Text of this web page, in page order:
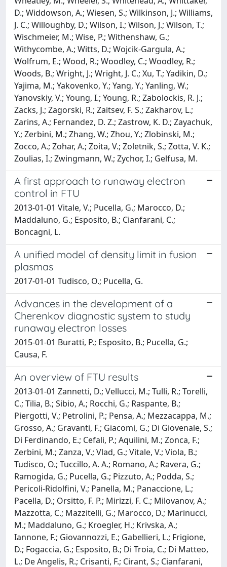
A first approach to runaway electron
control in FTU
2013-01-01 Vitale, V.; Pucella, G.; Marocco, D.;
Maddaluno, G.; Esposito, B.; Cianfarani, C.;
Boncagni, L.
A unified model of density limit in fusion
plasmas
2017-01-01 Tudisco, O.; Pucella, G.
Advances in the development of a
Cherenkov diagnostic system to study
runaway electron losses
2015-01-01 Buratti, P.; Esposito, B.; Pucella, G.;
Causa, F.
An overview of FTU results
2013-01-01 Zannetti, D.; Vellucci, M.; Tulli, R.; Torelli,
C.; Tilia, B.; Sibio, A.; Rocchi, G.; Raspante, B.;
Piergotti, V.; Petrolini, P.; Pensa, A.; Mezzacappa, M.;
Grosso, A.; Gravanti, F.; Giacomi, G.; Di Giovenale, S.;
Di Ferdinando, E.; Cefali, P.; Aquilini, M.; Zonca, F.;
Zerbini, M.; Zanza, V.; Vlad, G.; Vitale, V.; Viola, B.;
Tudisco, O.; Tuccillo, A. A.; Romano, A.; Ravera, G.;
Ramogida, G.; Pucella, G.; Pizzuto, A.; Podda, S.;
Pericoli-Ridolfini, V.; Panella, M.; Panaccione, L.;
Pacella, D.; Orsitto, F. P.; Mirizzi, F. C.; Milovanov, A.;
Mazzotta, C.; Mazzitelli, G.; Marocco, D.; Marinucci,
M.; Maddaluno, G.; Kroegler, H.; Krivska, A.;
Iannone, F.; Giovannozzi, E.; Gabellieri, L.; Frigione,
D.; Fogaccia, G.; Esposito, B.; Di Troia, C.; Di Matteo,
L.; De Angelis, R.; Crisanti, F.; Cirant, S.; Cianfarani,